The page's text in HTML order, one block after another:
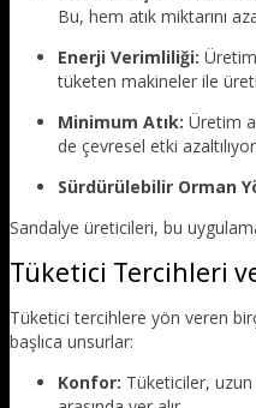
Bu, hem atık miktarını
Enerji Verimliliği:
tüketen makineler ile
Minimum Atık: Üretim
de çevresel etki
Sürdürülebilir Orman
Sandalye üreticileri, bu
Tüketici Tercihleri
Tüketici tercihlere yön veren
başlıca unsurlar:
Konfor: Tüketiciler,